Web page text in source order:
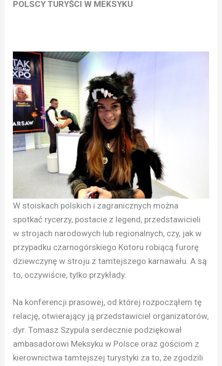
POLSCY TURYŚCI W MEKSYKU
W stoiskach polskich i zagranicznych można
spotkać rycerzy, postacie z legend, przedstawicieli
w strojach narodowych lub regionalnych, czy, jak w
przypadku czarnogórskiego Kotoru robiącą furorę
dziewczynę w stroju z tamtejszego karnawału. A są
to, oczywiście, tylko przykłady.
Na konferencji prasowej, od której rozpocząłem tę
relację, otwierający ją przedstawiciel organizatorów,
dyr. Tomasz Szypula serdecznie podziękował
ambasadorowi Meksyku w Polsce oraz gościom z
kierownictwa tamtejszej turystyki za to, że zgodzili